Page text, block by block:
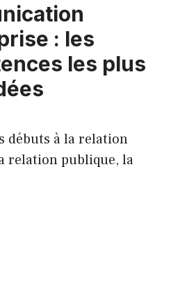
: les
les plus
débuts à la relation
relation publique, la